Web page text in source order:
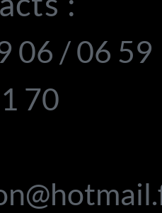
06 / 06 59
70